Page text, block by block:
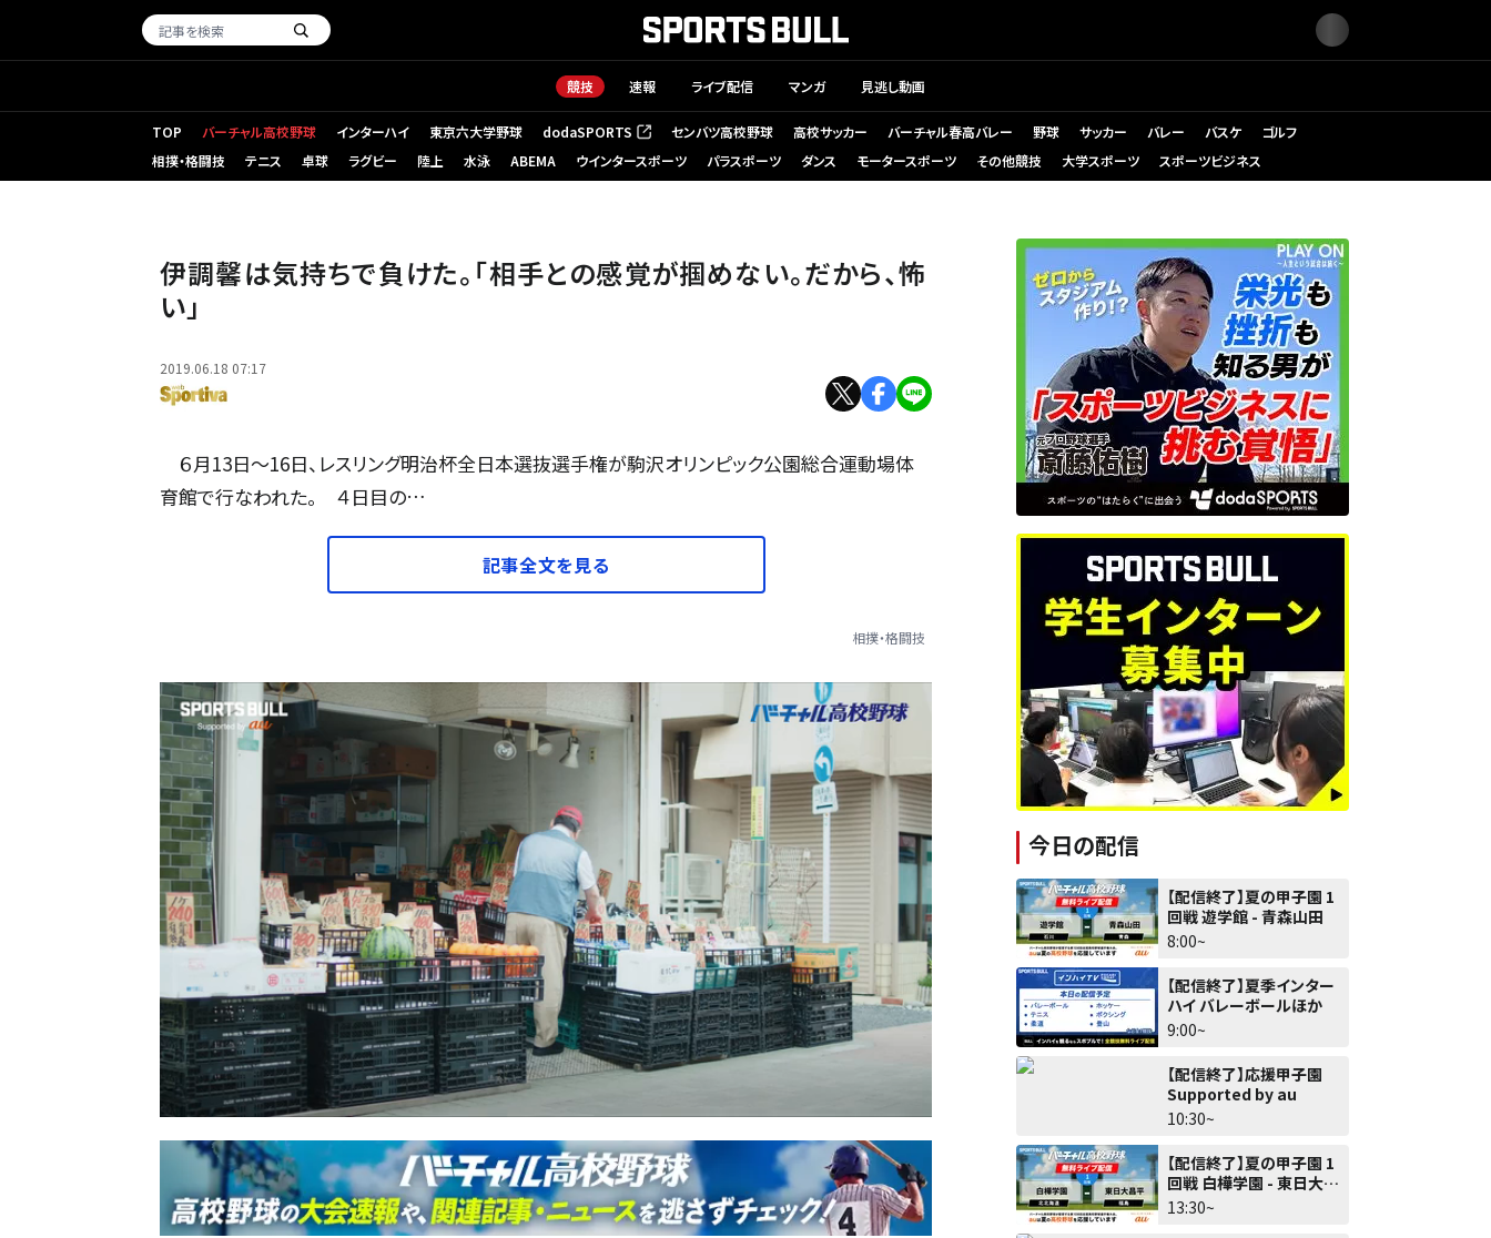
競技 速報 ライブ配信 マンガ 見逃し動画
TOP バーチャル高校野球 インターハイ 東京六大学野球 dodaSPORTS
（新しいタブで開く） センバツ高校野球 高校サッカー バーチャル春高バレー 野球 サッカー バレー バスケ
ゴルフ
相撲・格闘技
テニス 卓球 ラグビー 陸上 水泳 ABEMA ウインタースポーツ パラスポーツ ダンス モータースポーツ その他競技 大学スポーツ スポーツビジネス
伊調馨は気持ちで負けた。「相手との感覚が掴めない。だから、怖
い」
2019.06.18 07:17
６月13日～16日、レスリング明治杯全日本選抜選手権が駒沢オリンピック公園総合運動場体
育館で行なわれた。 ４日目の…
記事全文を見る
相撲・格闘技
今日の配信
【配信終了】夏の甲子園 1
回戦 遊学館 - 青森山田
8:00~
【配信終了】夏季インター
ハイ バレーボールほか
9:00~
【配信終了】応援甲子園
Supported by au
10:30~
【配信終了】夏の甲子園 1
回戦 白樺学園 - 東日大昌
平
13:30~